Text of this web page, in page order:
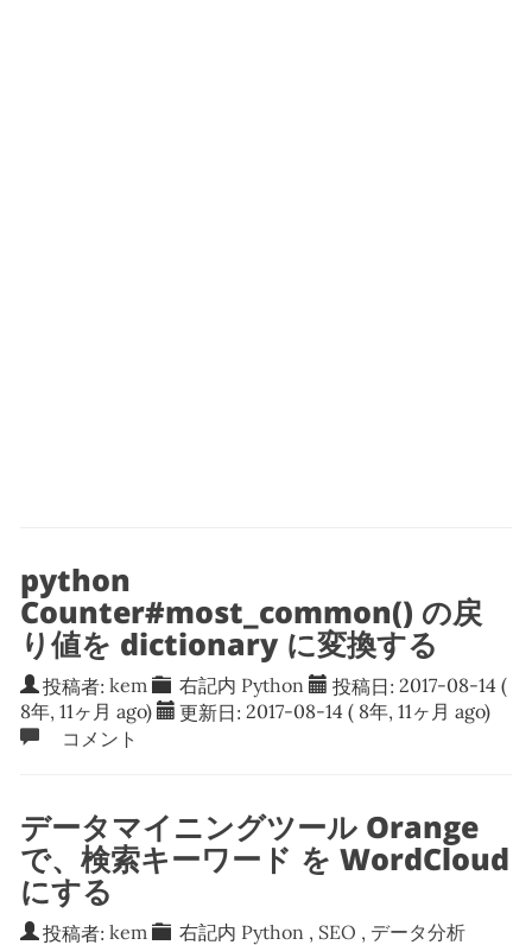
python
Counter#most_common() の戻
り値を dictionary に変換する
投稿者: kem 右記内 Python 投稿日: 2017-08-14(
8年, 11ヶ月 ago)
更新日: 2017-08-14 ( 8年, 11ヶ月 ago)
コメント
データマイニングツール Orange
で、検索キーワード を WordCloud
にする
投稿者: kem 右記内 Python , SEO , データ分析